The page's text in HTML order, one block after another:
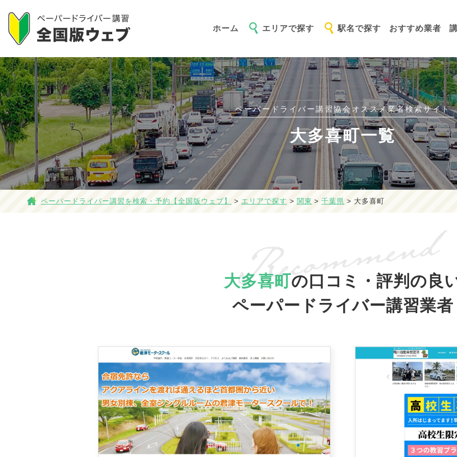
ホーム エリアで探す 駅名で探す おすすめ業者
ペーパードライバー講習協会オススメ業者検索サイト
大多喜町一覧
ペーパードライバー講習を検索・予約【全国版ウェブ】 > エリアで探す > 関東 >千葉県 > 大多喜町
大多喜町の口コミ・評判の良
ペーパードライバー講習業者